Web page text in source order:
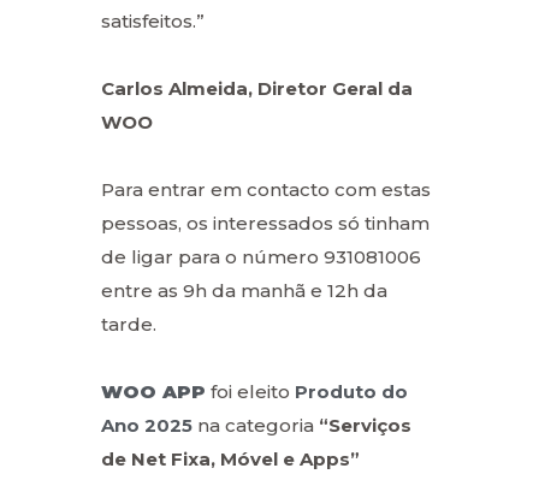
satisfeitos.”
Carlos Almeida, Diretor Geral da
WOO
Para entrar em contacto com estas
pessoas, os interessados só tinham
de ligar para o número 931081006
entre as 9h da manhã e 12h da
tarde.
WOO APP foi eleito Produto do
Ano 2025 na categoria “Serviços
de Net Fixa, Móvel e Apps”